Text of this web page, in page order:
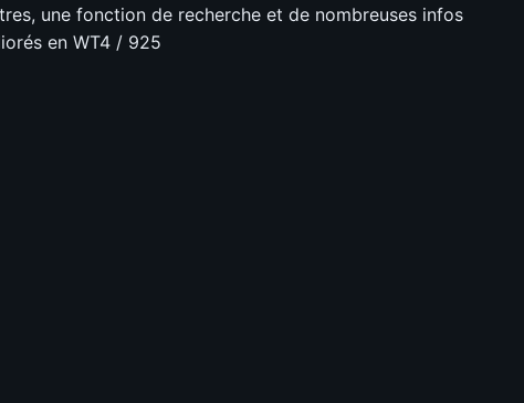
une fonction de recherche et de nombreuses infos
en WT4 / 925